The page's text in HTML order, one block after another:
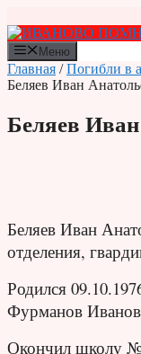
к
содержимому
Меню
Главная /Погибли в
Беляев Иван
Беляев
Беляев Иван
отделения,
Родился
Фурманов
Окончил школу